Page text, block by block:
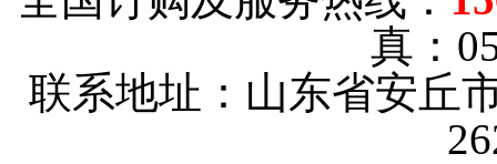
真：
联系地址：山东省安丘